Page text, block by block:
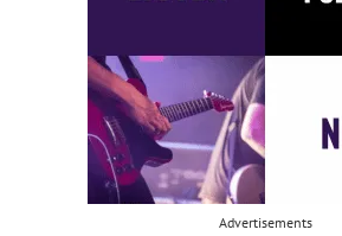
Advertisements